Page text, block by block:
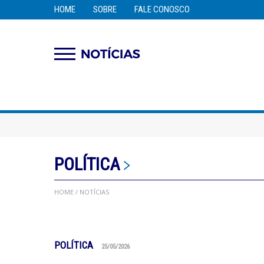
HOME SOBRE FALE CONOSCO
POLÍTICA
HOME / NOTÍCIAS
POLÍTICA 25/05/2026